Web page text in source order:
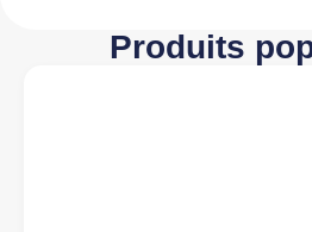
Produits